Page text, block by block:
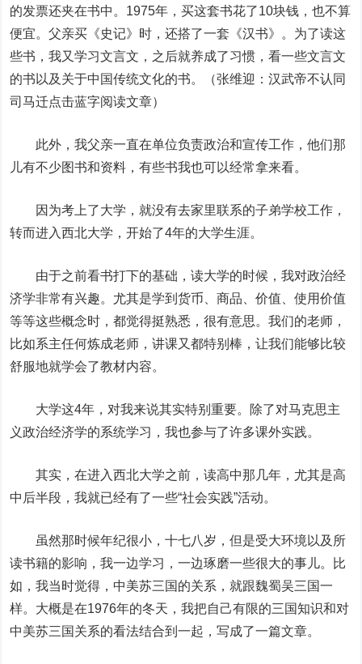
的发票还夹在书中。1975年，买这套书花了10块钱，也不算
便宜。父亲买《史记》时，还搭了一套《汉书》。为了读这
些书，我又学习文言文，之后就养成了习惯，看一些文言文
的书以及关于中国传统文化的书。
（张维迎：汉武帝不认同
司马迁点击蓝字阅读文章）
此外，我父亲一直在单位负责政治和宣传工作，他们那
儿有不少图书和资料，有些书我也可以经常拿来看。
因为考上了大学，就没有去家里联系的子弟学校工作，
转而进入西北大学，开始了4年的大学生涯。
由于之前看书打下的基础，读大学的时候，我对政治经
济学非常有兴趣。尤其是学到货币、商品、价值、使用价值
等等这些概念时，都觉得挺熟悉，很有意思。我们的老师，
比如系主任何炼成老师，讲课又都特别棒，让我们能够比较
舒服地就学会了教材内容。
大学这4年，对我来说其实特别重要。
除了对马克思主
义政治经济学的系统学习，我也参与了许多课外实践。
其实，在进入西北大学之前，读高中那几年，尤其是高
中后半段，我就已经有了一些“社会实践”活动。
虽然那时候年纪很小，十七八岁，但是受大环境以及所
读书籍的影响，我一边学习，一边琢磨一些很大的事儿。比
如，我当时觉得，中美苏三国的关系，就跟魏蜀吴三国一
样。大概是在1976年的冬天，我把自己有限的三国知识和对
中美苏三国关系的看法结合到一起，写成了一篇文章。